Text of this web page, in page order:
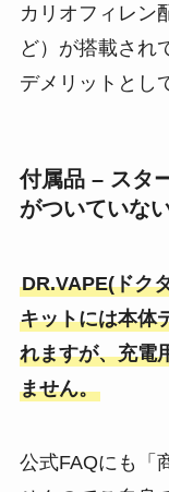
カリオフィレン
ど）が搭載され
デメリットとし
付属品 – スタ
がついていな
DR.VAPE(ドク
キットには本体
れますが、充電
ません​。
公式FAQにも「